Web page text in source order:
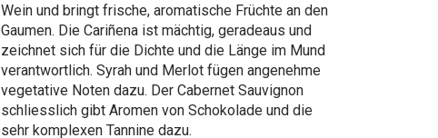
Wein und bringt frische, aromatische Früchte an den
Gaumen. Die Cariñena ist mächtig, geradeaus und
zeichnet sich für die Dichte und die Länge im Mund
verantwortlich. Syrah und Merlot fügen angenehme
vegetative Noten dazu. Der Cabernet Sauvignon
schliesslich gibt Aromen von Schokolade und die
sehr komplexen Tannine dazu.